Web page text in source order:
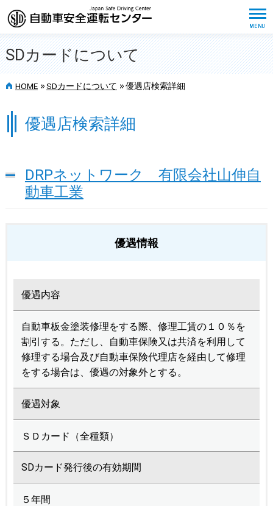
SDカードについて
HOME >> SDカードについて >> 優遇店検索詳細
優遇店検索詳細
DRPネットワーク 有限会社山伸自
動車工業
優遇情報
優遇内容
自動車板金塗装修理をする際、修理工賃の１０％を
割引する。ただし、自動車保険又は共済を利用して
修理する場合及び自動車保険代理店を経由して修理
をする場合は、優遇の対象外とする。
優遇対象
ＳＤカード（全種類）
SDカード発行後の有効期間
５年間